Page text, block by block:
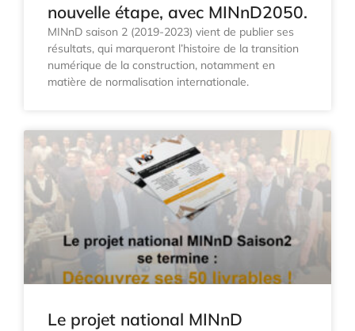
nouvelle étape, avec MINnD2050.
MINnD saison 2 (2019-2023) vient de publier ses
résultats, qui marqueront l’histoire de la transition
numérique de la construction, notamment en
matière de normalisation internationale.
Le projet national MINnD